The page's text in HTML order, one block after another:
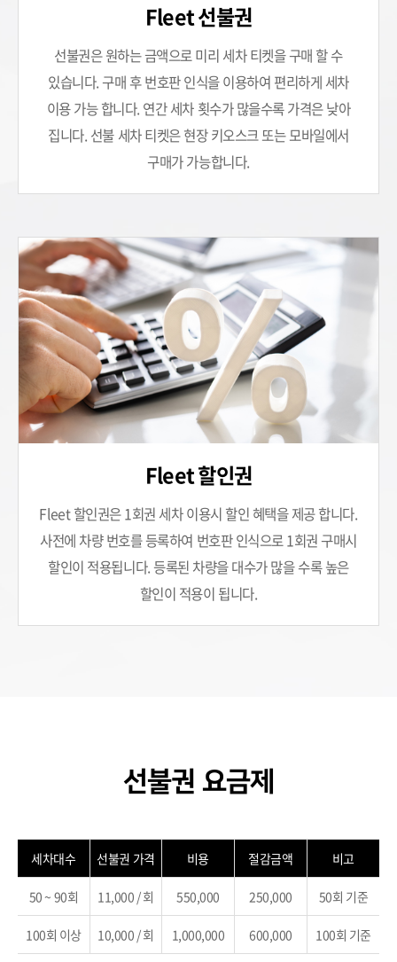
Fleet 선불권
선불권은 원하는 금액으로 미리 세차 티켓을 구매 할 수
있습니다. 구매 후 번호판 인식을 이용하여 편리하게 세차
이용 가능 합니다. 연간 세차 횟수가 많을수록 가격은 낮아
집니다. 선불 세차 티켓은 현장 키오스크 또는 모바일에서
구매가 가능합니다.
Fleet 할인권
Fleet 할인권은 1회권 세차 이용시 할인 혜택을 제공 합니다.
사전에 차량 번호를 등록하여 번호판 인식으로 1회권 구매시
할인이 적용됩니다.등록된 차량을 대수가 많을 수록 높은
할인이 적용이 됩니다.
선불권 요금제
세차대수 선불권 가격 비용 절감금액 비고
50 ~ 90회 11,000 / 회 550,000 250,000 50회 기준
100회 이상 10,000 / 회 1,000,000 600,000 100회 기준